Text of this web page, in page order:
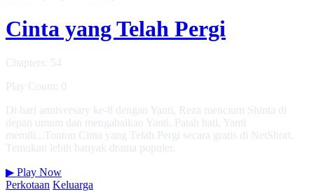
Cinta yang Telah Pergi
Chapters: 54
Play Count: 0
Di hari anniversary ke-8 dengan Yanti, Reza mencium Shinta di
depan umum dan mengabaikan Yanti. Patah hati, Yanti
memili...Tonton Cinta yang Telah Pergi secara gratis di NetShort.
Temukan lebih banyak drama populer.
▶ Play Now
Perkotaan Keluarga